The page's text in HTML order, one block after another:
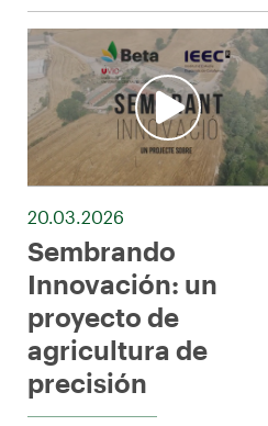
20.03.2026
Sembrando
Innovación: un
proyecto de
agricultura de
precisión